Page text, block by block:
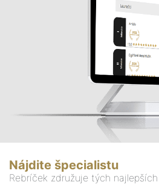
Nájdite špecialistu
Rebríček združuje tých